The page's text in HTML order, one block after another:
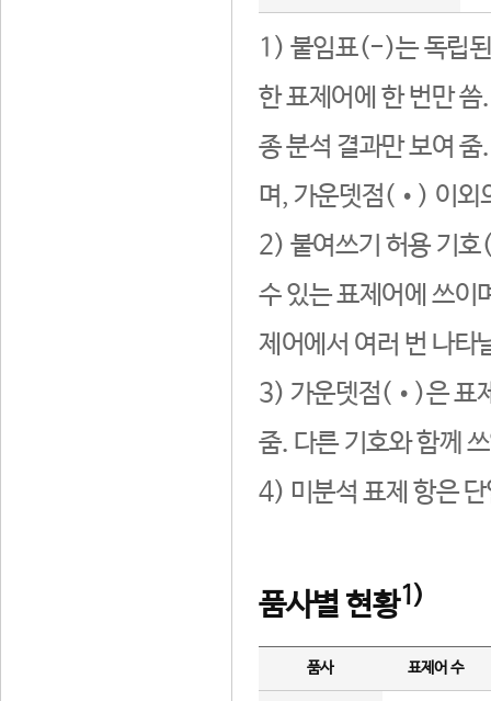
1) 붙임표(-)는 독립된
한 표제어에 한 번만
종 분석 결과만 보여
며, 가운뎃점(•) 이외
2) 붙여쓰기 허용 기호
수 있는 표제어에 쓰이
제어에서 여러 번 나타
3) 가운뎃점(•)은 표
줌. 다른 기호와 함께
4) 미분석 표제 항은
품사별 현황1)
품사 표제어 수